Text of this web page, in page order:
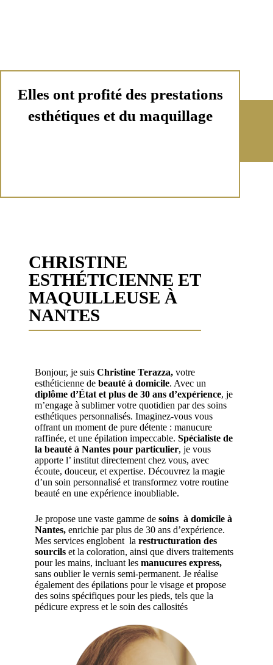
Elles ont profité des prestations
esthétiques et du maquillage
CHRISTINE
ESTHÉTICIENNE ET
MAQUILLEUSE À
NANTES
Bonjour, je suis Christine Terazza, votre
esthéticienne de beauté à domicile. Avec un
diplôme d’État et plus de 30 ans d’expérience, je
m’engage à sublimer votre quotidien par des soins
esthétiques personnalisés. Imaginez-vous vous
offrant un moment de pure détente : manucure
raffinée, et une épilation impeccable. Spécialiste de
la beauté à Nantes pour particulier, je vous
apporte l’ institut directement chez vous, avec
écoute, douceur, et expertise. Découvrez la magie
d’un soin personnalisé et transformez votre routine
beauté en une expérience inoubliable.
Je propose une vaste gamme de soins à domicile à
Nantes,enrichie par plus de 30 ans d’expérience.
Mes services englobent la restructuration des
sourcilset la coloration, ainsi que divers traitements
pour les mains, incluant les manucures express,
sans oublier le vernis semi-permanent. Je réalise
également des épilations pour le visage et propose
des soins spécifiques pour les pieds, tels que la
pédicure express et le soin des callosités